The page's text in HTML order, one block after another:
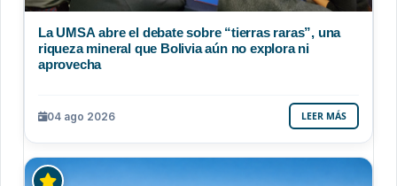
La UMSA abre el debate sobre “tierras raras”, una
riqueza mineral que Bolivia aún no explora ni
aprovecha
04 ago 2026 LEER MÁS